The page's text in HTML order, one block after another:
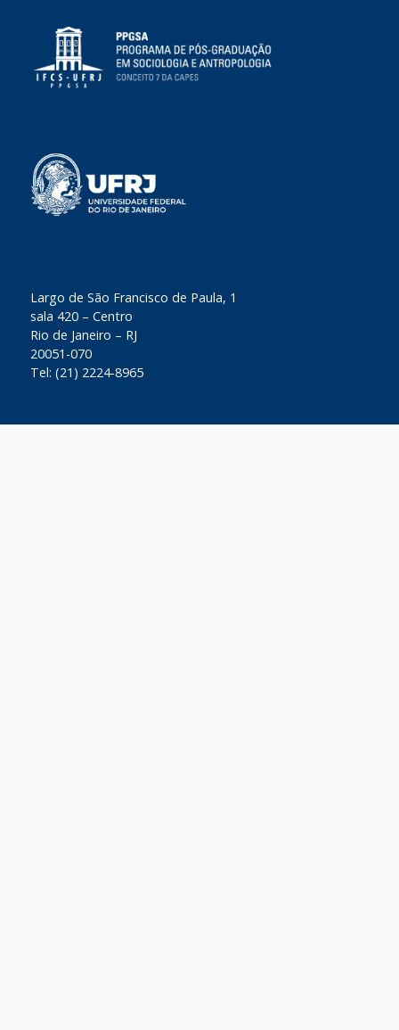
​Largo de São Francisco de Paula, 1
sala 420 – Centro
Rio de Janeiro – RJ
20051-070
Tel: (21) 2224-8965